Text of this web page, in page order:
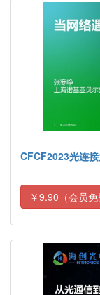
CFCF2023光连
￥9.90（会员免